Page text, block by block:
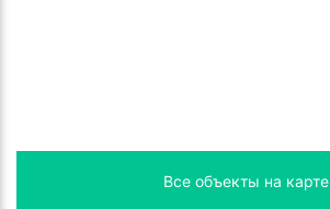
Все объекты на карте